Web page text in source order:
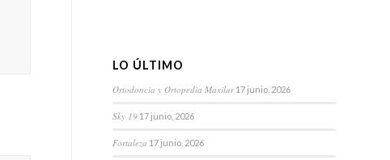
LO ÚLTIMO
Ortodoncia y Ortopedia Maxilar 17 junio, 2026
Sky 19 17 junio, 2026
Fortaleza 17 junio, 2026